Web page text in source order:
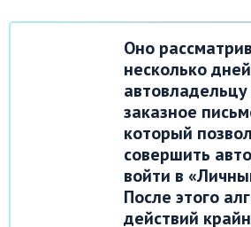
Оно
несколько
заказное
который
совершить
войти в
После этого
действий